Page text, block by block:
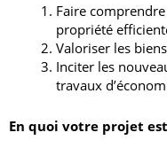
Faire
propriété
Valoriser les
Inciter les
travaux
En quoi votre projet